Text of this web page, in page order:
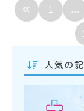
« 1 …
人気の